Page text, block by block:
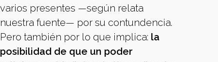
varios presentes —según relata
nuestra fuente— por su contundencia.
Pero también por lo que implica: la
posibilidad de que un poder